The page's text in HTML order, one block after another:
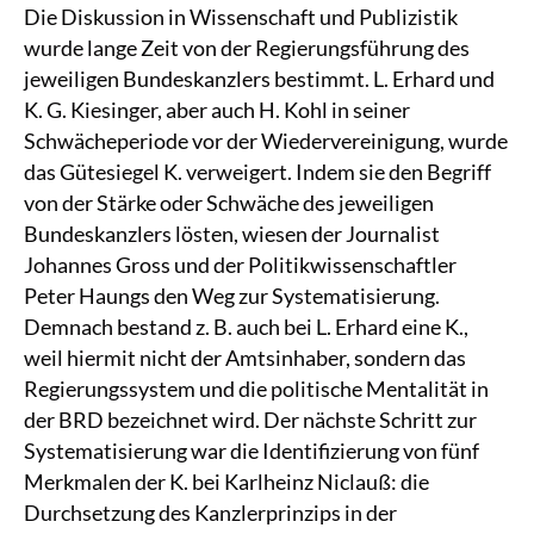
Die Diskussion in Wissenschaft und Publizistik
wurde lange Zeit von der Regierungsführung des
jeweiligen Bundeskanzlers bestimmt. L. Erhard und
K. G. Kiesinger, aber auch H. Kohl in seiner
Schwächeperiode vor der Wiedervereinigung, wurde
das Gütesiegel K. verweigert. Indem sie den Begriff
von der Stärke oder Schwäche des jeweiligen
Bundeskanzlers lösten, wiesen der Journalist
Johannes Gross und der Politikwissenschaftler
Peter Haungs den Weg zur Systematisierung.
Demnach bestand z. B. auch bei L. Erhard eine K.,
weil hiermit nicht der Amtsinhaber, sondern das
Regierungssystem und die politische Mentalität in
der BRD bezeichnet wird. Der nächste Schritt zur
Systematisierung war die Identifizierung von fünf
Merkmalen der K. bei Karlheinz Niclauß: die
Durchsetzung des Kanzlerprinzips in der